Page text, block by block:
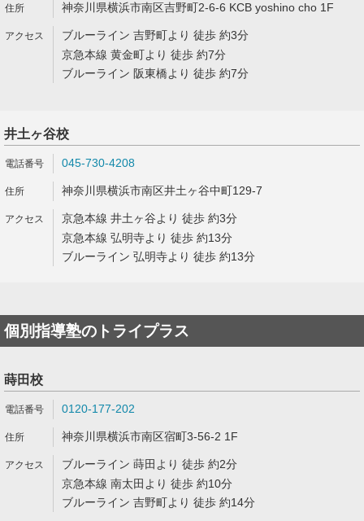
神奈川県横浜市南区吉野町2-6-6 KCB yoshino cho 1F
ブルーライン 吉野町より 徒歩 約3分
京急本線 黄金町より 徒歩 約7分
ブルーライン 阪東橋より 徒歩 約7分
井土ヶ谷校
045-730-4208
神奈川県横浜市南区井土ヶ谷中町129-7
京急本線 井土ヶ谷より 徒歩 約3分
京急本線 弘明寺より 徒歩 約13分
ブルーライン 弘明寺より 徒歩 約13分
個別指導塾のトライプラス
蒔田校
0120-177-202
神奈川県横浜市南区宿町3-56-2 1F
ブルーライン 蒔田より 徒歩 約2分
京急本線 南太田より 徒歩 約10分
ブルーライン 吉野町より 徒歩 約14分